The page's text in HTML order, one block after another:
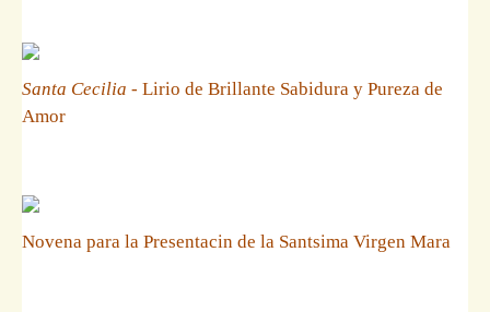
Santa Cecilia - Lirio de Brillante Sabidura y Pureza de
Amor
Novena para la Presentacin de la Santsima Virgen Mara